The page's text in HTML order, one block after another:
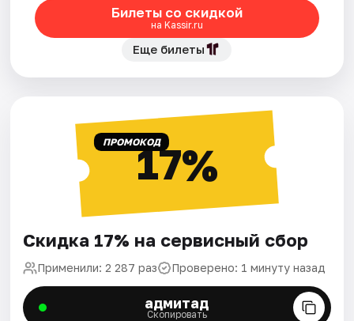
Билеты со скидкой
на Kassir.ru
Еще билеты
ПРОМОКОД17%
Скидка 17% на сервисный сбор
Применили: 2 287 раз Проверено: 1 минуту назад
адмитад
Скопировать